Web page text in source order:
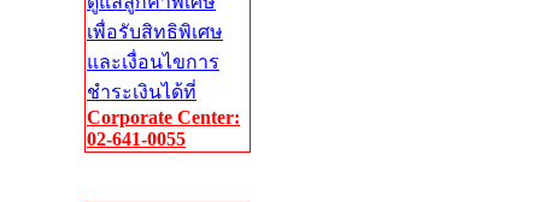
เพื่อรับสิทธิพิเศษ
และเงื่อนไขการ
ชำระเงินได้ที่
Corporate Center:
02-641-0055